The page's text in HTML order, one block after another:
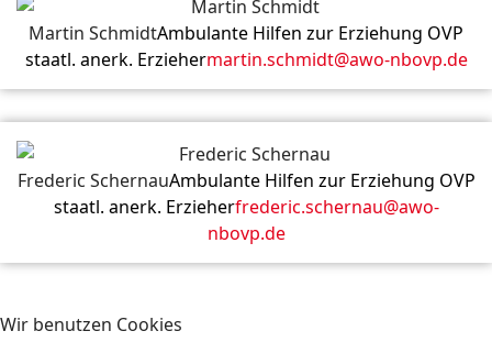
Martin SchmidtAmbulante Hilfen zur Erziehung OVP
staatl. anerk. Erziehermartin.schmidt@awo-nbovp.de
Frederic SchernauAmbulante Hilfen zur Erziehung OVP
staatl. anerk. Erzieherfrederic.schernau@awo-
nbovp.de
Wir benutzen Cookies